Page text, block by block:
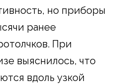
но приборы
ранее
При
выяснилось, что
вдоль узкой